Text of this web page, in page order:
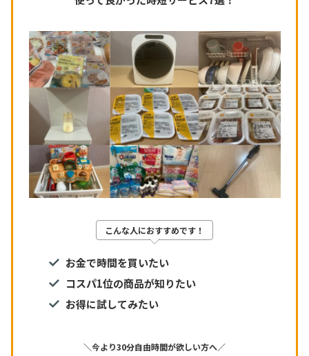
こんな人におすすめです！
お金で時間を買いたい
コスパ1位の商品が知りたい
お得に試してみたい
＼今より30分自由時間が欲しい方へ／